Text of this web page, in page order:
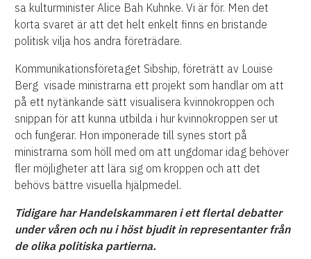
sa kulturminister Alice Bah Kuhnke. Vi är för. Men det
korta svaret är att det helt enkelt finns en bristande
politisk vilja hos andra företrädare.
Kommunikationsföretaget Sibship, företrätt av Louise
Berg visade ministrarna ett projekt som handlar om att
på ett nytänkande sätt visualisera kvinnokroppen och
snippan för att kunna utbilda i hur kvinnokroppen ser ut
och fungerar. Hon imponerade till synes stort på
ministrarna som höll med om att ungdomar idag behöver
fler möjligheter att lära sig om kroppen och att det
behövs bättre visuella hjälpmedel.
Tidigare har Handelskammaren i ett flertal debatter
under våren och nu i höst bjudit in representanter från
de olika politiska partierna.